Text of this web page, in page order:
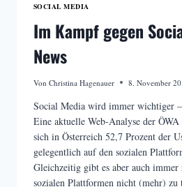
SOCIAL MEDIA
Im Kampf gegen
News
Von Christina Hagenauer 8. November
Social Media wird immer wichtiger
Eine aktuelle Web-Analyse der ÖWA
sich in Österreich 52,7 Prozent der
gelegentlich auf den sozialen
Gleichzeitig gibt es aber auch immer
sozialen Plattformen nicht (mehr) zu